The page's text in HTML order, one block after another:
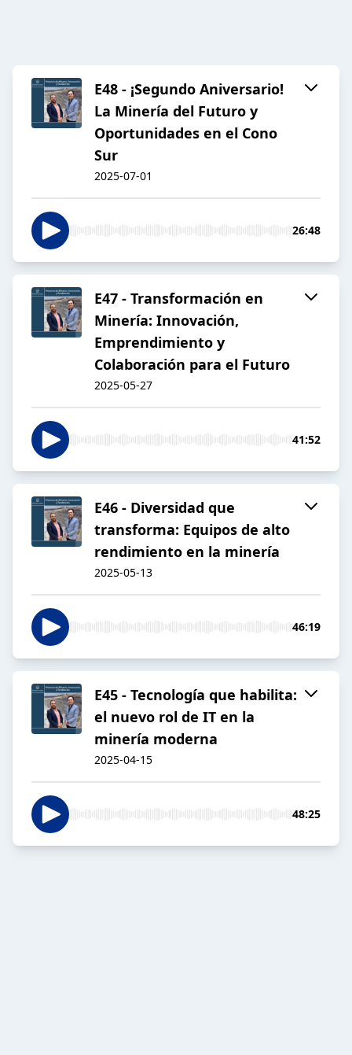
E48 - ¡Segundo Aniversario!
La Minería del Futuro y
Oportunidades en el Cono
Sur
2025-07-01
26:48
E47 - Transformación en
Minería: Innovación,
Emprendimiento y
Colaboración para el Futuro
2025-05-27
41:52
E46 - Diversidad que
transforma: Equipos de alto
rendimiento en la minería
2025-05-13
46:19
E45 - Tecnología que habilita:
el nuevo rol de IT en la
minería moderna
2025-04-15
48:25